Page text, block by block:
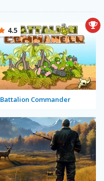
Battalion Commander
4.5